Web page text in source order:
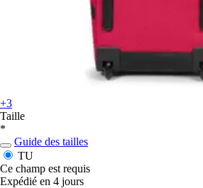
+3
Taille
*
Guide des tailles
TU
Ce champ est requis
Expédié en 4 jours